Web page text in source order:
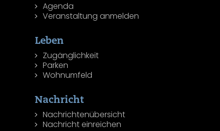
Agenda
Veranstaltung anmelden
Leben
Zugänglichkeit
Parken
Wohnumfeld
Nachricht
Nachrichtenübersicht
Nachricht einreichen